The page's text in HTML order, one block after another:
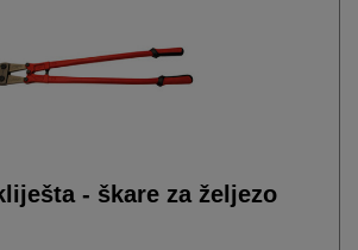
- škare za željezo